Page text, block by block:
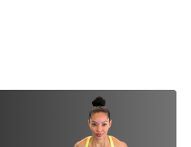
reversa 15 rep | Push